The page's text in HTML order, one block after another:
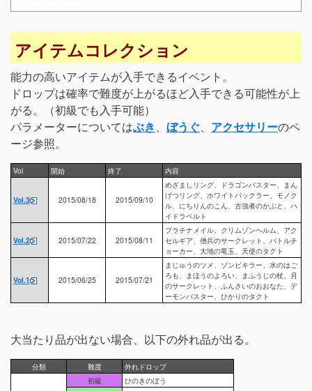
アイテムコレクション
能力の高いアイテムが入手できるイベント。
ドロップは確率で難度が上がるほど入手できる可能性が上
がる。（初級でも入手可能）
パラメーターについてはぶき、 ぼうぐ、 アクセサリーのペ
ージ参照。
Vol 開始 終了 内容
Vol.3 2015/08/18 2015/09/10
めざましリング、ドラゴンバスター、まん
げつリング、ホワイトバックラー、モノク
ル、にちりんのこん、古強者のかぶと、ハ
イドラベルト
Vol.2 2015/07/22 2015/08/11
プラチナメイル、クリムゾンヘルム、アク
セルギア、僧兵のサークレット、バトルチ
ョーカー、大地の竜玉、天使のタクト
Vol.1 2015/06/25 2015/07/21
まじゅうのツメ、ゾンビキラー、水のはご
ろも、まほうのよろい、まふうじの杖、月
のサークレット、ふんさいのおおなた、デ
ーモンバスター、ひかりのタクト
大当たり品が出ない場合、以下の外れ品が出る。
分類 難度 外れドロップ
初級
ひのきのぼう